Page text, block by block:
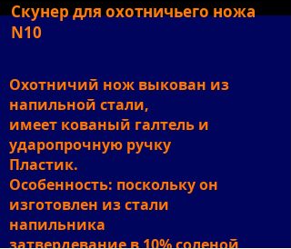
Скунер для охотничьего ножа
N10
Охотничий нож выкован из
напильной стали,
имеет кованый галтель и
ударопрочную ручку
Пластик.
Особенность: поскольку он
изготовлен из стали
напильника
затвердевание в 10% соленой